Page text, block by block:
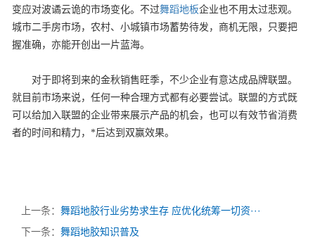
变应对波谲云诡的市场变化。不过舞蹈地板企业也不用太过悲观。
城市二手房市场，农村、小城镇市场蓄势待发，商机无限，只要把
握准确，亦能开创出一片蓝海。
对于即将到来的金秋销售旺季，不少企业有意达成品牌联盟。
就目前市场来说，任何一种合理方式都有必要尝试。联盟的方式既
可以给加入联盟的企业带来展示产品的机会，也可以有效节省消费
者的时间和精力，*后达到双赢效果。
上一条： 舞蹈地胶行业劣势求生存 应优化统筹一切资···
下一条： 舞蹈地胶知识普及